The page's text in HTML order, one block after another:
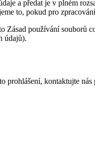
a předat je v plném
to, pokud pro
používání souborů
údajů).
kontaktujte